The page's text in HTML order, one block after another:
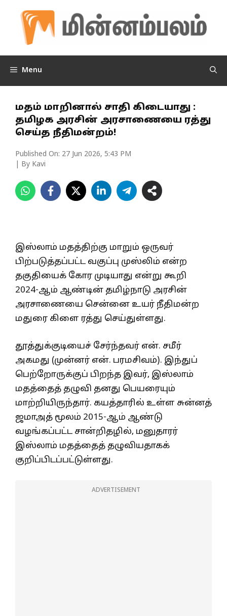
content
Menu
மதம் மாறினால் சாதி கிடையாது :
தமிழக அரசின் அரசாணையை ரத்து
செய்த நீதிமன்றம்!
Published On: 27 Jun 2026, 5:43 PM
| By Kavi
இஸ்லாம் மதத்திற்கு மாறும் ஒருவர்
பிற்படுத்தப்பட்ட வகுப்பு முஸ்லிம் என்ற
தகுதியைக் கோர முடியாது என்று கூறி
2024-ஆம் ஆண்டின் தமிழ்நாடு அரசின்
அரசாணையை சென்னை உயர் நீதிமன்ற
மதுரை கிளை ரத்து செய்துள்ளது.
தூத்துக்குடியைச் சேர்ந்தவர் என். சமீர்
அகமது (முன்னர் என். பரமசிவம்). இந்துப்
பெற்றோருக்குப் பிறந்த இவர், இஸ்லாம்
மதத்தைத் தழுவி தனது பெயரையும்
மாற்றியிருந்தார். கயத்தாரில் உள்ள சுன்னத்
ஜமாஅத் மூலம் 2015-ஆம் ஆண்டு
வழங்கப்பட்ட சான்றிதழில், மனுதாரர்
இஸ்லாம் மதத்தைத் தழுவியதாகக்
குறிப்பிடப்பட்டுள்ளது.
ADVERTISEMENT